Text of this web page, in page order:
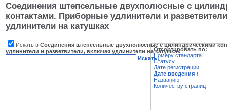
Соединения штепсельные двухполюсные с
контактами. Приборные удлинители и
удлинители на катушках
Искать в Соединения штепсельные двухполюсные с цилиндрическими
удлинители и разветвители, включая удлинители на катушках
Искать!
Отсортировать по:
Номеру стандарта
Статусу
Дате регистрации
Дате введения ↑
Названию
Количеству страниц